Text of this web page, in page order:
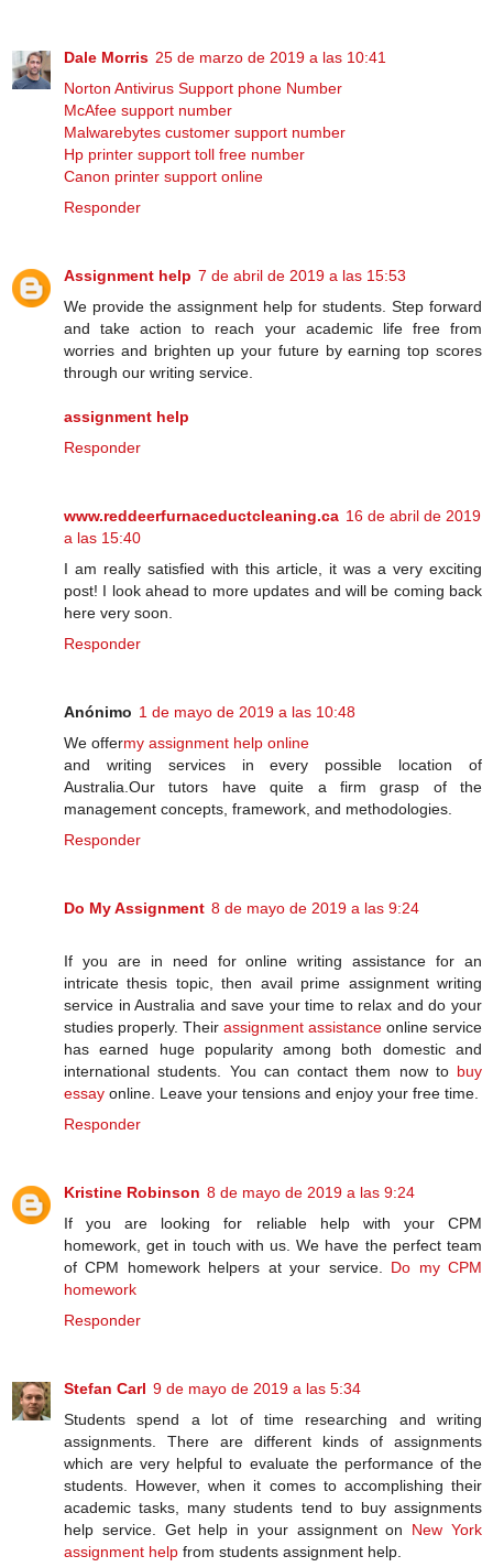
Dale Morris 25 de marzo de 2019 a las 10:41
Norton Antivirus Support phone Number
McAfee support number
Malwarebytes customer support number
Hp printer support toll free number
Canon printer support online
Responder
Assignment help 7 de abril de 2019 a las 15:53
We provide the assignment help for students. Step forward
and take action to reach your academic life free from
worries and brighten up your future by earning top scores
through our writing service.
assignment help
Responder
www.reddeerfurnaceductcleaning.ca 16 de abril de 2019
a las 15:40
I am really satisfied with this article, it was a very exciting
post! I look ahead to more updates and will be coming back
here very soon.
Responder
Anónimo 1 de mayo de 2019 a las 10:48
We offermy assignment help online
and writing services in every possible location of
Australia.Our tutors have quite a firm grasp of the
management concepts, framework, and methodologies.
Responder
Do My Assignment 8 de mayo de 2019 a las 9:24
If you are in need for online writing assistance for an
intricate thesis topic, then avail prime assignment writing
service in Australia and save your time to relax and do your
studies properly. Their assignment assistance online service
has earned huge popularity among both domestic and
international students. You can contact them now to buy
essay online. Leave your tensions and enjoy your free time.
Responder
Kristine Robinson 8 de mayo de 2019 a las 9:24
If you are looking for reliable help with your CPM
homework, get in touch with us. We have the perfect team
of CPM homework helpers at your service. Do my CPM
homework
Responder
Stefan Carl 9 de mayo de 2019 a las 5:34
Students spend a lot of time researching and writing
assignments. There are different kinds of assignments
which are very helpful to evaluate the performance of the
students. However, when it comes to accomplishing their
academic tasks, many students tend to buy assignments
help service. Get help in your assignment on New York
assignment help from students assignment help.